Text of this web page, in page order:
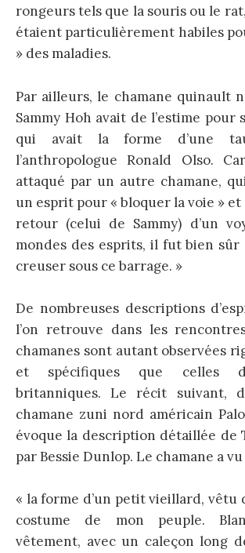
rongeurs tels que la souris ou le
étaient particulièrement habiles
» des maladies.
Par ailleurs, le chamane quinault
Sammy Hoh avait de l’estime pour
qui avait la forme d’une
l’anthropologue Ronald Olso.
attaqué par un autre chamane,
un esprit pour « bloquer la voie » et
retour (celui de Sammy) d’un
mondes des esprits, il fut bien sûr
creuser sous ce barrage. »
De nombreuses descriptions
l’on retrouve dans les
chamanes sont autant observées
et spécifiques que celles
britanniques. Le récit suivant,
chamane zuni nord américain
évoque la description détaillée de
par Bessie Dunlop. Le chamane a vu
« la forme d’un petit vieillard, vêtu
costume de mon peuple.
vêtement, avec un caleçon long